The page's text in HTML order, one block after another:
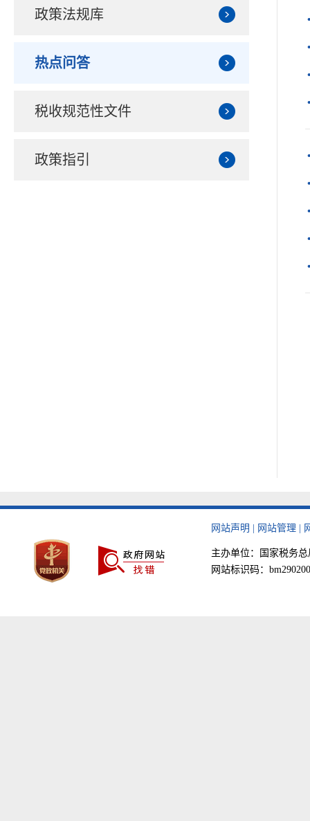
政策法规库
热点问答
税收规范性文件
政策指引
网站声明 网站管理
主办单位：国家税务总
网站标识码：